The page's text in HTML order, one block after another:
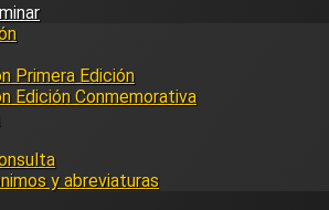
Primera Edición
Edición Conmemorativa
y abreviaturas